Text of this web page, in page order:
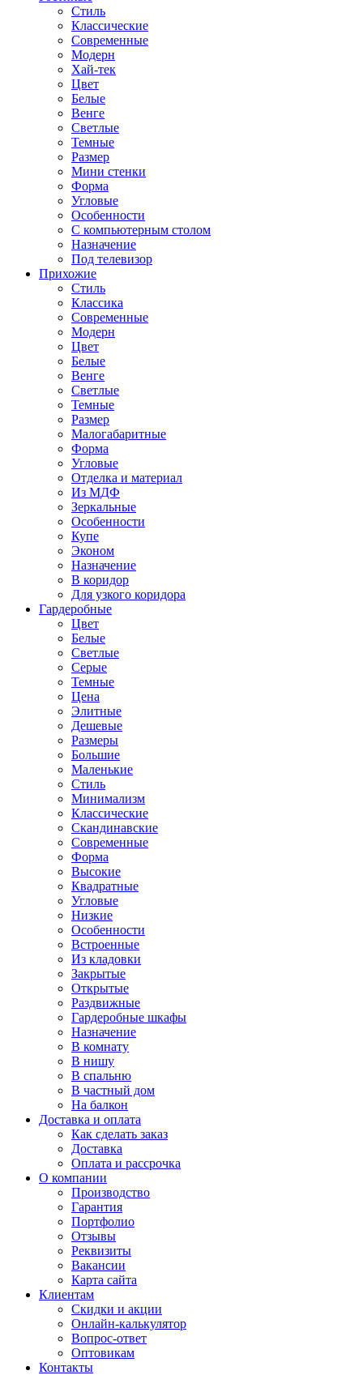
Стиль
Классические
Современные
Модерн
Хай-тек
Цвет
Белые
Венге
Светлые
Темные
Размер
Мини стенки
Форма
Угловые
Особенности
С компьютерным столом
Назначение
Под телевизор
Прихожие
Стиль
Классика
Современные
Модерн
Цвет
Белые
Венге
Светлые
Темные
Размер
Малогабаритные
Форма
Угловые
Отделка и материал
Из МДФ
Зеркальные
Особенности
Купе
Эконом
Назначение
В коридор
Для узкого коридора
Гардеробные
Цвет
Белые
Светлые
Серые
Темные
Цена
Элитные
Дешевые
Размеры
Большие
Маленькие
Стиль
Минимализм
Классические
Скандинавские
Современные
Форма
Высокие
Квадратные
Угловые
Низкие
Особенности
Встроенные
Из кладовки
Закрытые
Открытые
Раздвижные
Гардеробные шкафы
Назначение
В комнату
В нишу
В спальню
В частный дом
На балкон
Доставка и оплата
Как сделать заказ
Доставка
Оплата и рассрочка
О компании
Производство
Гарантия
Портфолио
Отзывы
Реквизиты
Вакансии
Карта сайта
Клиентам
Скидки и акции
Онлайн-калькулятор
Вопрос-ответ
Оптовикам
Контакты